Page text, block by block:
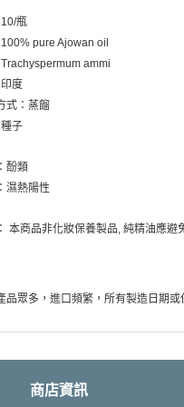
瓶
pure Ajowan oil
Trachyspermum ammi
度
式：蒸餾
子
酚類
濕熱陽性
本商品非化妝保養製品, 純精油應避
品眾多，進口頻繁，所有製造日期
商店資訊